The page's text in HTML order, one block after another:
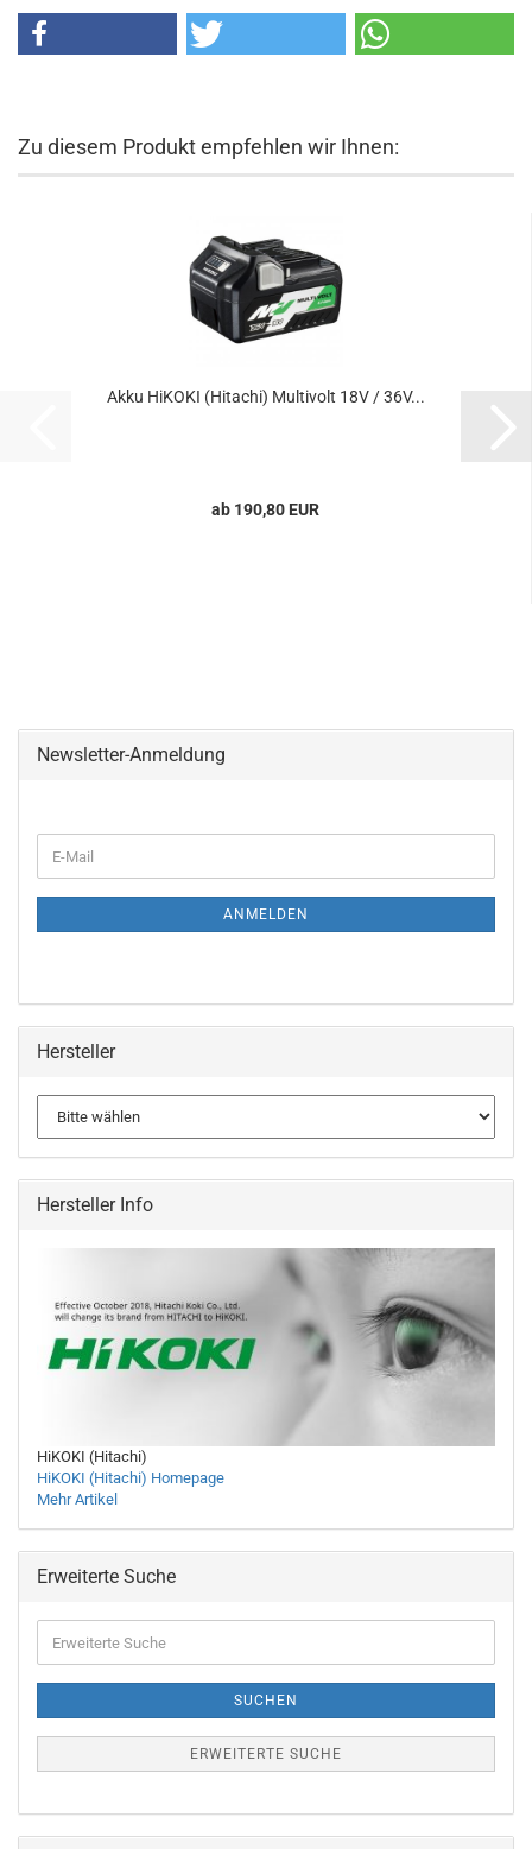
Zu diesem Produkt empfehlen wir Ihnen:
Akku HiKOKI (Hitachi) Multivolt 18V / 36V...
ab 190,80 EUR
Newsletter-Anmeldung
ZUR
E-
Mail
ANMELDEN
Hersteller
Hersteller Info
HiKOKI (Hitachi)
HiKOKI (Hitachi) Homepage
Mehr Artikel
Erweiterte Suche
Suche
SUCHEN
ERWEITERTE SUCHE